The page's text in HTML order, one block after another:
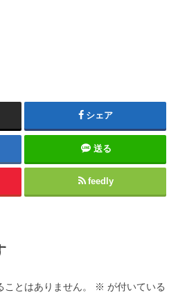
シェア
送る
feedly
とはありません。 ※ が付いている